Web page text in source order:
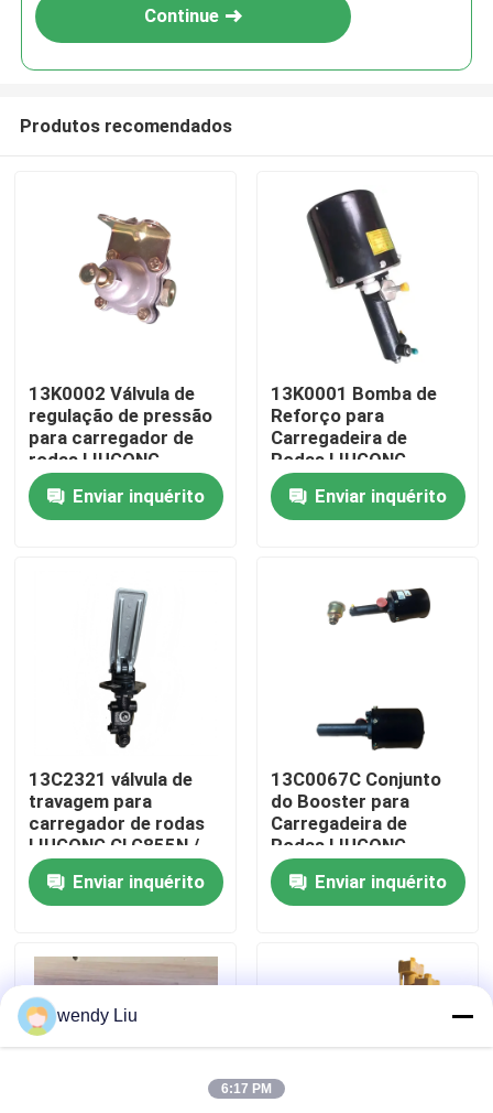
Casa
Sobre nós
Excursão da fábrica
Controle da qualidade
Contacte-nos
Notícia
Casos
Continue
Produtos recomendados
13K0002 Válvula de
regulação de pressão
para carregador de
rodas LIUGONG
CLG816 / 816C / 816H
CLG818 / 820C / 820H
Enviar inquérito
13K0001 Bomba de
Reforço para
Carregadeira de
Rodas LIUGONG
CLG816 / 816C / 816H
CLG818 / 820C
Enviar inquérito
13C2321 válvula de
travagem para
carregador de rodas
LIUGONG CLG855N /
ZL50CN CLG835H /
842 CLG870H
Enviar inquérito
13C0067C Conjunto
do Booster para
Carregadeira de
Rodas LIUGONG
CLG856 / 856H / 850H
/ 862H ZL40B /
CLG842
Enviar inquérito
wendy Liu
6:17 PM